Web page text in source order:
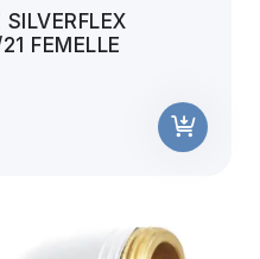
FEMELLE